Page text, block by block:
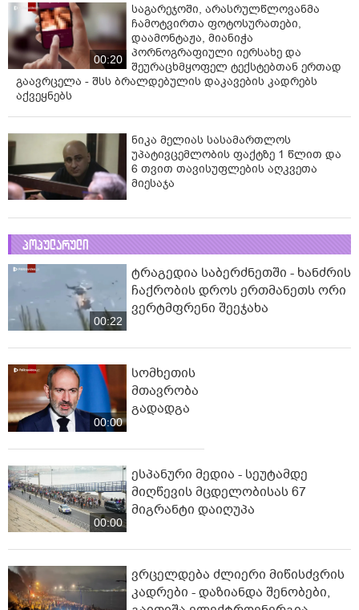
00:20
საგარეჯოში, არასრულწლოვანმა
ჩამოტვირთა ფოტოსურათები,
დაამონტაჟა, მიანიჭა
პორნოგრაფიული იერსახე და
შეურაცხმყოფელ ტექსტებთან ერთად
გაავრცელა - შსს ბრალდებულის დაკავების კადრებს
აქვეყნებს
ნიკა მელიას სასამართლოს
უპატივცემლობის ფაქტზე 1 წლით და
6 თვით თავისუფლების აღკვეთა
მიესაჯა
პოპულარული
00:22
ტრაგედია საბერძნეთში - ხანძრის
ჩაქრობის დროს ერთმანეთს ორი
ვერტმფრენი შეეჯახა
00:00
სომხეთის
მთავრობა
გადადგა
00:00
ესპანური მედია - სეუტამდე
მიღწევის მცდელობისას 67
მიგრანტი დაიღუპა
ვრცელდება ძლიერი მიწისძვრის
კადრები - დაზიანდა შენობები,